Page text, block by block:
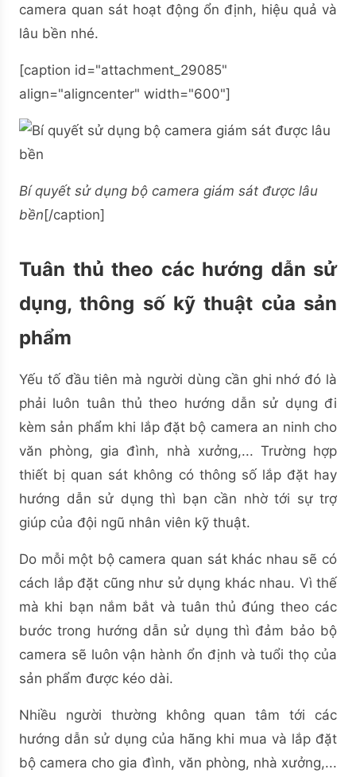
camera quan sát hoạt động ổn định, hiệu quả và
lâu bền nhé.
[caption id="attachment_29085"
align="aligncenter" width="600"]
Bí quyết sử dụng bộ camera giám sát được lâu
bền[/caption]
Tuân thủ theo các hướng dẫn sử
dụng, thông số kỹ thuật của sản
phẩm
Yếu tố đầu tiên mà người dùng cần ghi nhớ đó là
phải luôn tuân thủ theo hướng dẫn sử dụng đi
kèm sản phẩm khi lắp đặt bộ camera an ninh cho
văn phòng, gia đình, nhà xưởng,... Trường hợp
thiết bị quan sát không có thông số lắp đặt hay
hướng dẫn sử dụng thì bạn cần nhờ tới sự trợ
giúp của đội ngũ nhân viên kỹ thuật.
Do mỗi một bộ camera quan sát khác nhau sẽ có
cách lắp đặt cũng như sử dụng khác nhau. Vì thế
mà khi bạn nắm bắt và tuân thủ đúng theo các
bước trong hướng dẫn sử dụng thì đảm bảo bộ
camera sẽ luôn vận hành ổn định và tuổi thọ của
sản phẩm được kéo dài.
Nhiều người thường không quan tâm tới các
hướng dẫn sử dụng của hãng khi mua và lắp đặt
bộ camera cho gia đình, văn phòng, nhà xưởng,...